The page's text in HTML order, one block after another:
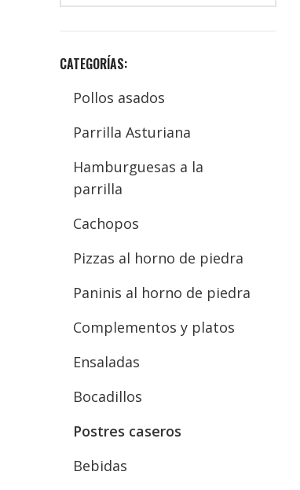
CATEGORÍAS:
Pollos asados
Parrilla Asturiana
Hamburguesas a la
parrilla
Cachopos
Pizzas al horno de piedra
Paninis al horno de piedra
Complementos y platos
Ensaladas
Bocadillos
Postres caseros
Bebidas